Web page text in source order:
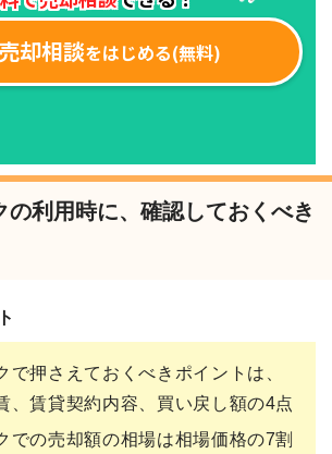
の利用時に、確認しておくべき
で押さえておくべきポイントは、
、賃貸契約内容、買い戻し額の4点
での売却額の相場は相場価格の7割